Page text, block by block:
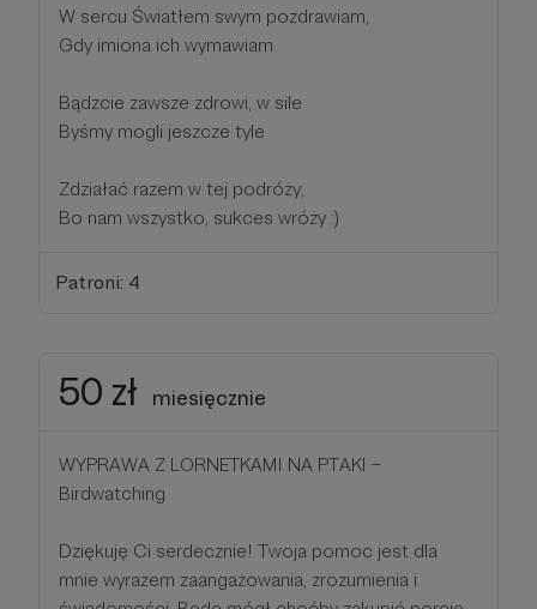
W sercu Światłem swym pozdrawiam,
Gdy imiona ich wymawiam
Bądzcie zawsze zdrowi, w sile
Byśmy mogli jeszcze tyle
Zdziałać razem w tej podróży,
Bo nam wszystko, sukces wróży :)
Patroni: 4
50 zł miesięcznie
WYPRAWA Z LORNETKAMI NA PTAKI –
Birdwatching
Dziękuję Ci serdecznie! Twoja pomoc jest dla
mnie wyrazem zaangażowania, zrozumienia i